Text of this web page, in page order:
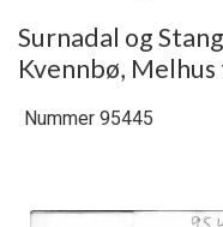
Surnadal og
Kvennbø,
Nummer 95445